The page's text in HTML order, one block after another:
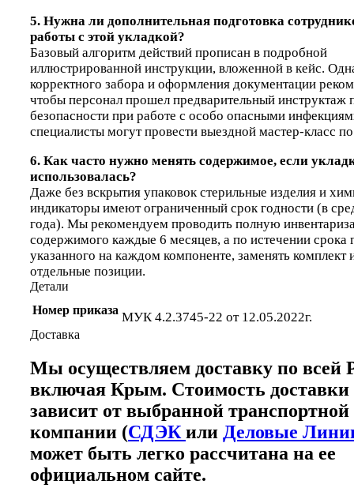
5. Нужна ли дополнительная подготовка
работы с этой укладкой?
Базовый алгоритм действий прописан в подробной
иллюстрированной инструкции, вложенной в кейс.
корректного забора и оформления документации
чтобы персонал прошел предварительный инструктаж
безопасности при работе с особо опасными
специалисты могут провести выездной мастер-класс
6. Как часто нужно менять содержимое, если
использовалась?
Даже без вскрытия упаковок стерильные изделия и
индикаторы имеют ограниченный срок годности (в
года). Мы рекомендуем проводить полную
содержимого каждые 6 месяцев, а по истечении срока
указанного на каждом компоненте, заменять комплект
отдельные позиции.
Детали
Номер приказа МУК 4.2.3745-22 от 12.05.2022г.
Доставка
Мы осуществляем доставку по всей
включая Крым. Стоимость доставки
зависит от выбранной транспортной
компании (СДЭК или Деловые
может быть легко рассчитана на ее
официальном сайте.